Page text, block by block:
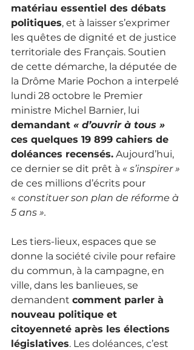
matériau essentiel des débats
politiques, et à laisser s’exprimer
les quêtes de dignité et de justice
territoriale des Français. Soutien
de cette démarche, la députée de
la Drôme Marie Pochon a interpelé
lundi 28 octobre le Premier
ministre Michel Barnier, lui
demandant « d’ouvrir à tous »
ces quelques 19 899 cahiers de
doléances recensés. Aujourd’hui,
ce dernier se dit prêt à « s’inspirer »
de ces millions d’écrits pour
« constituer son plan de réforme à
5 ans ».
Les tiers-lieux, espaces que se
donne la société civile pour refaire
du commun, à la campagne, en
ville, dans les banlieues, se
demandent comment parler à
nouveau politique et
citoyenneté après les élections
législatives. Les doléances, c’est